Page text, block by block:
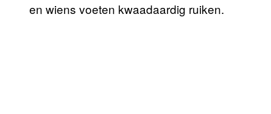
en wiens voeten kwaadaardig ruiken.